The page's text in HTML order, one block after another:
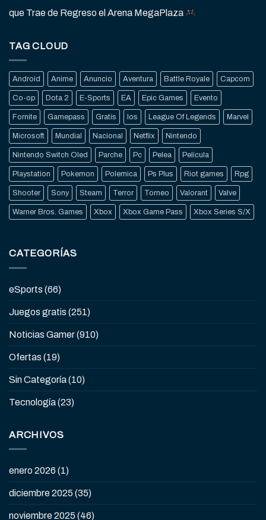
que Trae de Regreso el Arena MegaPlaza
TAG CLOUD
Android Anime Anuncio Aventura Battle Royale Capcom
Co-op Dota 2 E-Sports EA Epic Games Evento
Fornite Gamepass Gratis Ios League Of Legends Marvel
Microsoft Mundial Nacional Netflix Nintendo
Nintendo Switch Oled Parche Pc Pelea Pelicula
Playstation Pokemon Polemica Ps Plus Riot games Rpg
Shooter Sony Steam Terror Torneo Valorant Valve
Warner Bros. Games Xbox Xbox Game Pass Xbox Series S/X
CATEGORÍAS
eSports (66)
Juegos gratis (251)
Noticias Gamer(910)
Ofertas (19)
Sin Categoría(10)
Tecnología(23)
ARCHIVOS
enero 2026 (1)
diciembre 2025 (35)
noviembre 2025 (46)